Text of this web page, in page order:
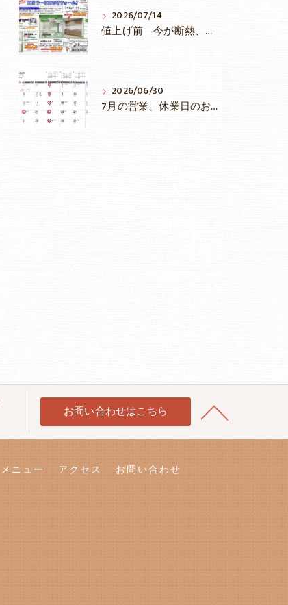
2026/07/14
値上げ前 今が断熱、水廻りリフォームのチャンス！補助金を最大限活用しましょう！
2026/06/30
7月の営業、休業日のお知らせ
お問い合わせはこちら
メニュー アクセス
お問い合わせ